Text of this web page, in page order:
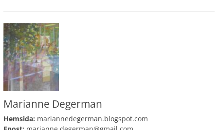
Marianne Degerman
Hemsida: mariannedegerman.blogspot.com